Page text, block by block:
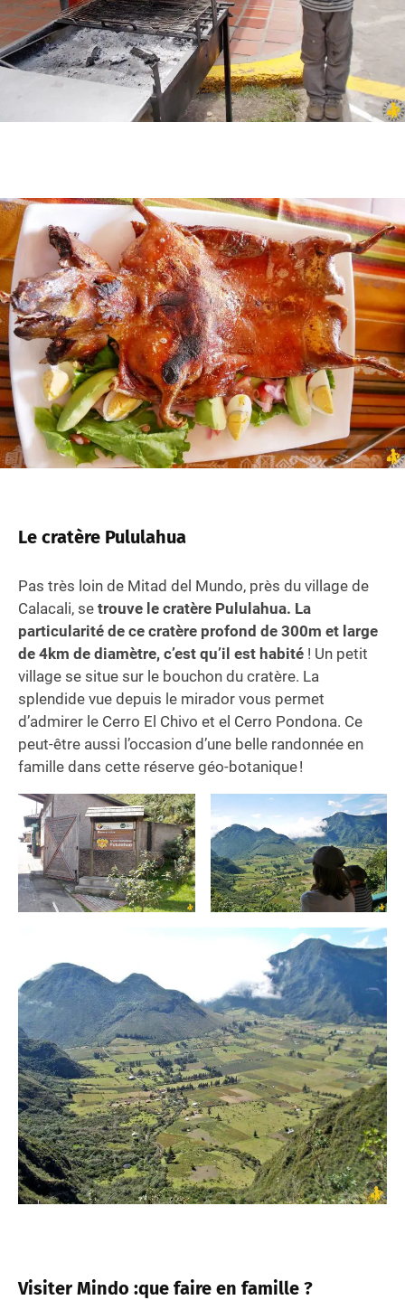
Le cratère Pululahua
Pas très loin de Mitad del Mundo, près du village de
Calacali, se trouve le cratère Pululahua. La
particularité de ce cratère profond de 300m et large
de 4km de diamètre, c’est qu’il est habité ! Un petit
village se situe sur le bouchon du cratère. La
splendide vue depuis le mirador vous permet
d’admirer le Cerro El Chivo et el Cerro Pondona. Ce
peut-être aussi l’occasion d’une belle randonnée en
famille dans cette réserve géo-botanique !
Visiter Mindo :que faire en famille ?